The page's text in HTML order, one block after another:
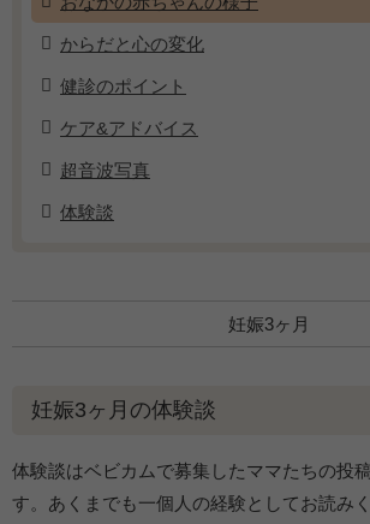
からだと心の変化
健診のポイント
ケア&アドバイス
超音波写真
体験談
妊娠3ヶ月
妊娠3ヶ月の体験談
体験談はベビカムで募集したママたちの投
す。あくまでも一個人の経験としてお読み